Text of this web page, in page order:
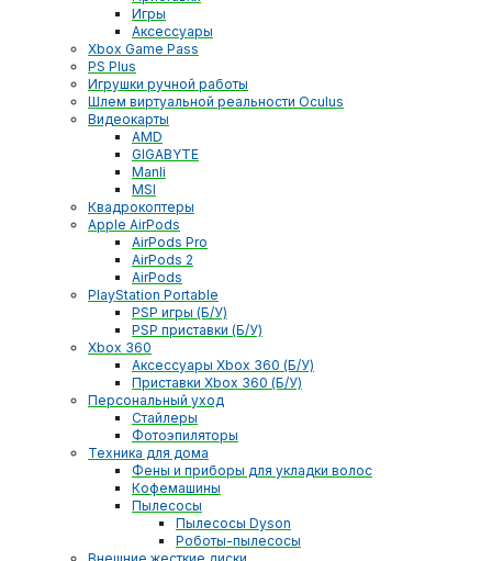
Игры
Аксессуары
Xbox Game Pass
PS Plus
Игрушки ручной работы
Шлем виртуальной реальности Oculus
Видеокарты
AMD
GIGABYTE
Manli
MSI
Квадрокоптеры
Apple AirPods
AirPods Pro
AirPods 2
AirPods
PlayStation Portable
PSP игры (Б/У)
PSP приставки (Б/У)
Xbox 360
Аксессуары Xbox 360 (Б/У)
Приставки Xbox 360 (Б/У)
Персональный уход
Стайлеры
Фотоэпиляторы
Техника для дома
Фены и приборы для укладки волос
Кофемашины
Пылесосы
Пылесосы Dyson
Роботы-пылесосы